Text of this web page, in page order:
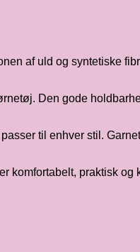
af uld og syntetiske
Den gode
til enhver stil.
komfortabelt, praktisk og